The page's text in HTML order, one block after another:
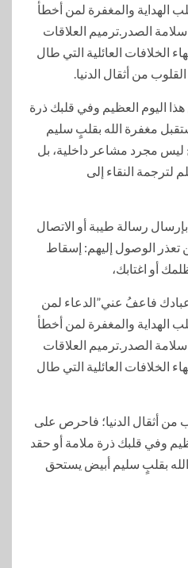
الهداية والمغفرة لمن أخطأ
الصدر.ترميم العلاقات
الخلافات العائلية التي طال
من أثقال الدنيا.
اليوم العظيم وفي قلبك ذرة
مغفرة الله بقلبٍ سليم
مجرد مشاعر داخلية، بل
لترجمة النقاء إلى
بإرسال رسالة طيبة أو الاتصال
تعذر الوصول إليهم: إسقاط
أو اغتابك،
فاعفُ عني”الدعاء لمن
الهداية والمغفرة لمن أخطأ
الصدر.ترميم العلاقات
الخلافات العائلية التي طال
من أثقال الدنيا؛ فاحرص على
وفي قلبك ذرة ملامة أو حقد
بقلبٍ سليم أبيض يستحق